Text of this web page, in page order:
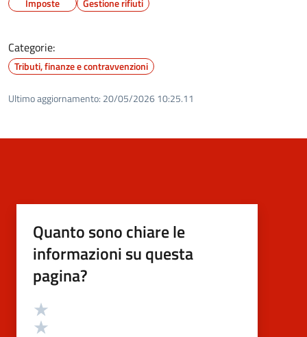
Categorie:
Tributi, finanze e contravvenzioni
Ultimo aggiornamento: 20/05/2026 10:25.11
Quanto sono chiare le
informazioni su questa
pagina?
Valutazione